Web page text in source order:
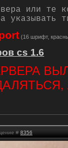
или те
указывать
(16 шрифт,
cs 1.6
# 8356